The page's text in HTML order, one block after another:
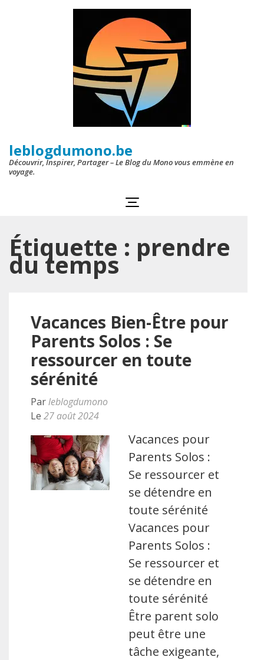
leblogdumono.be
Découvrir, Inspirer, Partager – Le Blog du Mono vous emmène en
voyage.
Étiquette : prendre
du temps
Vacances Bien-Être pour
Parents Solos : Se
ressourcer en toute
sérénité
Parleblogdumono
Le 27 août 2024
Vacances pour
Parents Solos :
Se ressourcer et
se détendre en
toute sérénité
Vacances pour
Parents Solos :
Se ressourcer et
se détendre en
toute sérénité
Être parent solo
peut être une
tâche exigeante,